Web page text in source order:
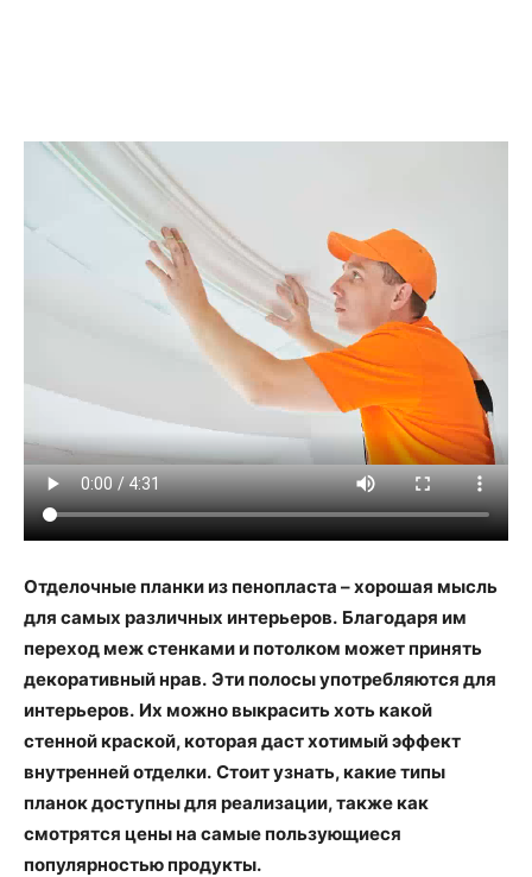
Отделочные планки из пенопласта – хорошая мысль
для самых различных интерьеров. Благодаря им
переход меж стенками и потолком может принять
декоративный нрав. Эти полосы употребляются для
интерьеров. Их можно выкрасить хоть какой
стенной краской, которая даст хотимый эффект
внутренней отделки. Стоит узнать, какие типы
планок доступны для реализации, также как
смотрятся цены на самые пользующиеся
популярностью продукты.